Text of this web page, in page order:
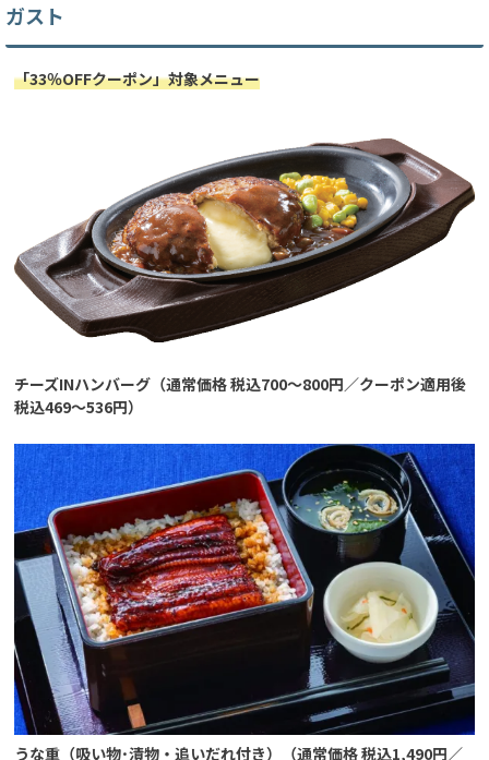
ガスト
「33％OFFクーポン」対象メニュー
チーズINハンバーグ（通常価格 税込700～800円／クーポン適用後
税込469～536円）
うな重（吸い物･漬物・追いだれ付き）（通常価格 税込1,490円／